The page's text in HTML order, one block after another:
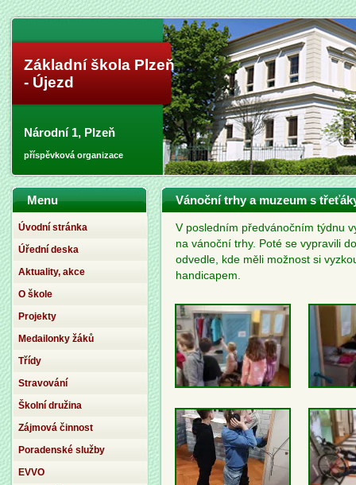
Základní škola Plzeň
- Újezd
Národní 1, Plzeň
příspěvková organizace
Vánoční trhy a muzeum s
V posledním předvánočním týdnu
na vánoční trhy. Poté se vypravili
odvedle, kde měli možnost si
handicapem.
Menu
Úvodní stránka
Úřední deska
Aktuality, akce
O škole
Projekty
Medailonky žáků
Třídy
Stravování
Školní družina
Zájmová činnost
Poradenské služby
EVVO